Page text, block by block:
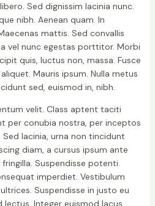
Sed dignissim lacinia nunc.
nibh. Aenean quam. In
mattis. Sed convallis
vel nunc egestas porttitor. Morbi
quis, luctus non, massa. Fusce
Mauris ipsum. Nulla metus
sed, euismod in, nibh.
velit. Class aptent taciti
per conubia nostra, per inceptos
lacinia, urna non tincidunt
diam, a cursus ipsum ante
Suspendisse potenti.
imperdiet. Vestibulum
Suspendisse in justo eu
lectus. Integer euismod lacus